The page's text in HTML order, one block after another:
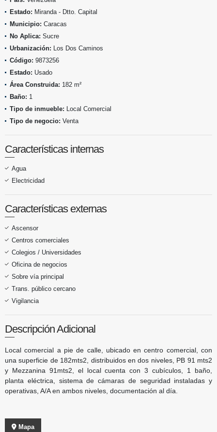
Estado: Miranda - Dtto. Capital
Municipio: Caracas
No Aplica: Sucre
Urbanización: Los Dos Caminos
Código: 9873256
Estado: Usado
Área Construida: 182 m²
Baño: 1
Tipo de inmueble: Local Comercial
Tipo de negocio: Venta
Características internas
Agua
Electricidad
Características externas
Ascensor
Centros comerciales
Colegios / Universidades
Oficina de negocios
Sobre vía principal
Trans. público cercano
Vigilancia
Descripción Adicional
Local comercial a pie de calle, ubicado en centro comercial, con
una superficie de 182mts2, distribuidos en dos niveles, PB 91 mts2
y Mezzanina 91mts2, el local cuenta con 3 cubículos, 1 baño,
planta eléctrica, sistema de cámaras de seguridad instaladas y
operativas, A/A en ambos niveles, documentación al día.
Mapa